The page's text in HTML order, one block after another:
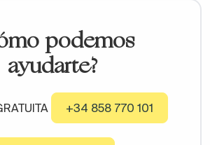
podemos
ayudarte?
+34 858 770 101